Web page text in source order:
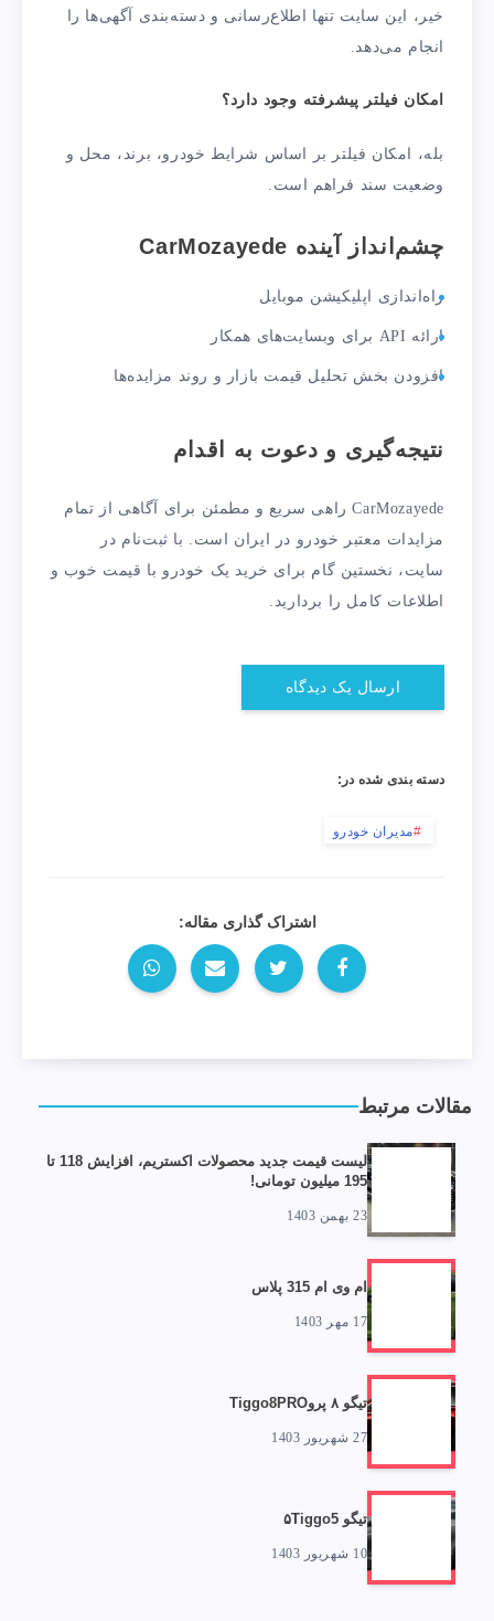
خیر، این سایت تنها اطلاع‌رسانی و دسته‌بندی آگهی‌ها را
انجام می‌دهد.
امکان فیلتر پیشرفته وجود دارد؟
بله، امکان فیلتر بر اساس شرایط خودرو، برند، محل و
وضعیت سند فراهم است.
چشم‌انداز آینده CarMozayede
راه‌اندازی اپلیکیشن موبایل
ارائه API برای وبسایت‌های همکار
افزودن بخش تحلیل قیمت بازار و روند مزایده‌ها
نتیجه‌گیری و دعوت به اقدام
CarMozayede راهی سریع و مطمئن برای آگاهی از تمام
مزایدات معتبر خودرو در ایران است. با ثبت‌نام در
سایت، نخستین گام برای خرید یک خودرو با قیمت خوب و
اطلاعات کامل را بردارید.
ارسال یک دیدگاه
دسته بندی شده در:
مدیران خودرو
اشتراک گذاری مقاله:
مقالات مرتبط
لیست قیمت جدید محصولات اکستریم، افزایش 118 تا
195 میلیون تومانی!
23 بهمن 1403
ام وی ام 315 پلاس
17 مهر 1403
تیگو ۸ پروTiggo8PRO
27 شهریور 1403
تیگو ۵Tiggo5
10 شهریور 1403